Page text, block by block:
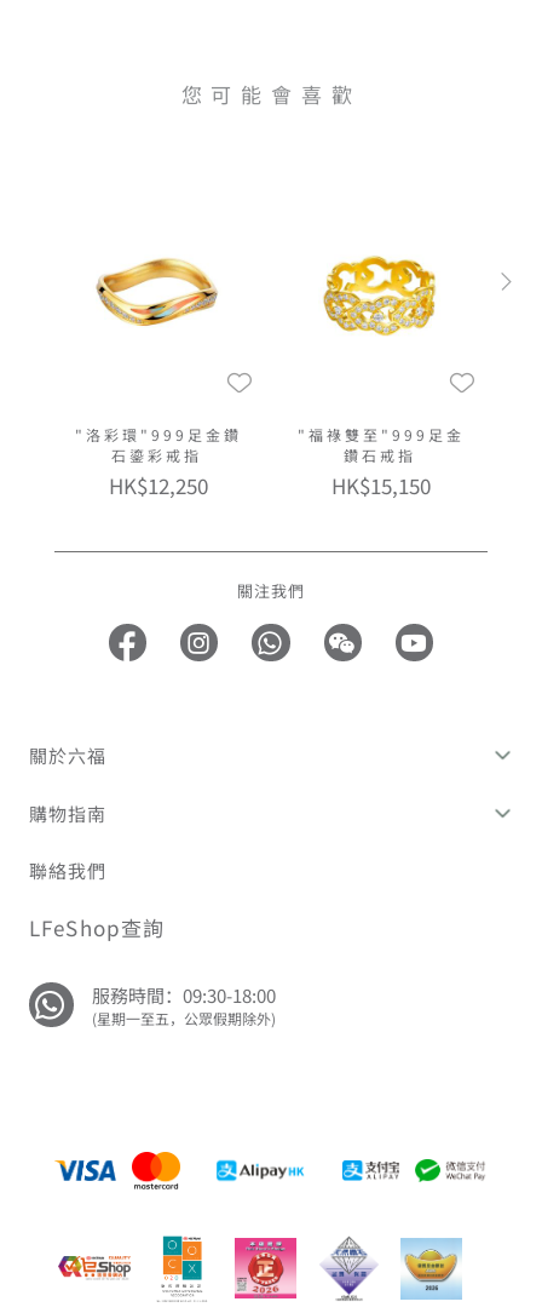
您可能會喜歡
"洛彩環"999足金鑽
石鎏彩戒指
HK$12,250
"福祿雙至"999足金
鑽石戒指
HK$15,150
關注我們
關於六福
購物指南
聯絡我們
LFeShop查詢
服務時間：09:30-18:00
(星期一至五，公眾假期除外)